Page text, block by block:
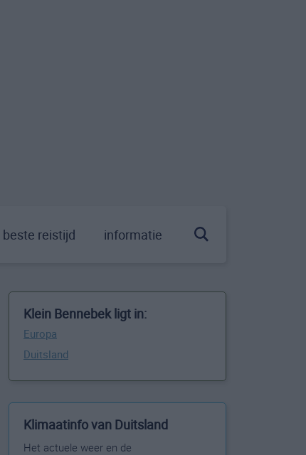
beste reistijd informatie
Klein Bennebek ligt in:
Europa
Duitsland
Klimaatinfo van Duitsland
Het actuele weer en de